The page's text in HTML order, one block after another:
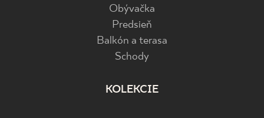
Obývačka
Predsieň
Balkón a terasa
Schody
KOLEKCIE